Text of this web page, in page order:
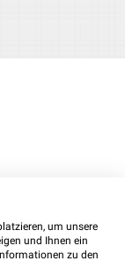
um unsere
und Ihnen ein
zu den